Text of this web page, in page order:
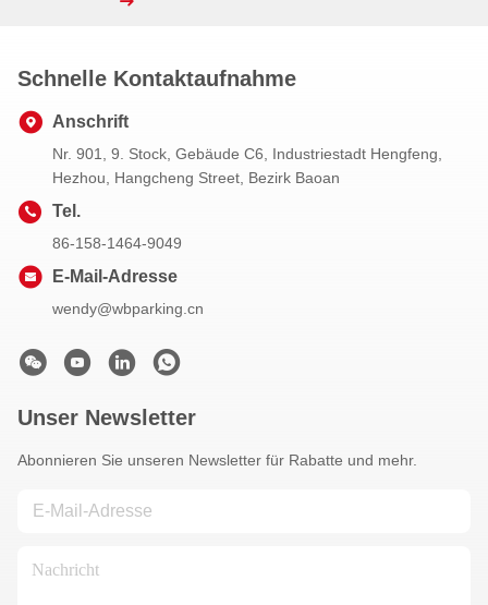
Schnelle Kontaktaufnahme
Anschrift
Nr. 901, 9. Stock, Gebäude C6, Industriestadt Hengfeng,
Hezhou, Hangcheng Street, Bezirk Baoan
Tel.
86-158-1464-9049
E-Mail-Adresse
wendy@wbparking.cn
Unser Newsletter
Abonnieren Sie unseren Newsletter für Rabatte und mehr.